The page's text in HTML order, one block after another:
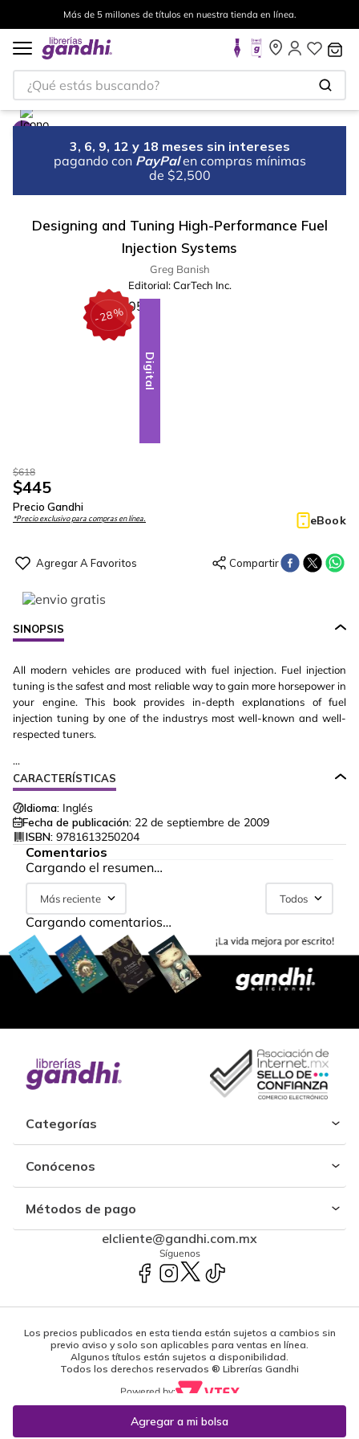
Más de 5 millones de títulos en nuestra tienda en línea.
¿Qué estás buscando?
3, 6, 9, 12 y 18 meses sin intereses
pagando con PayPal en compras mínimas
de $2,500
Designing and Tuning High-Performance Fuel
Injection Systems
Greg Banish
Editorial: CarTech Inc.
-28%
Digital
$618
$445
Precio Gandhi
*Precio exclusivo para compras en línea. eBook
SINOPSIS
All modern vehicles are produced with fuel injection. Fuel injection
tuning is the safest and most reliable way to gain more horsepower in
your engine. This book provides in-depth explanations of fuel
injection tuning by one of the industrys most well-known and well-
respected tuners.
...
CARACTERÍSTICAS
Idioma: Inglés
Fecha de publicación: 22 de septiembre de 2009
ISBN: 9781613250204
Comentarios
Cargando el resumen…
Más reciente Todos
Cargando comentarios…
Categorías
Conócenos
Métodos de pago
elcliente@gandhi.com.mx
Síguenos
Los precios publicados en esta tienda están sujetos a cambios sin
previo aviso y solo son aplicables para ventas en línea.
Algunos títulos están sujetos a disponibilidad.
Todos los derechos reservados ® Librerías Gandhi
Powered by: